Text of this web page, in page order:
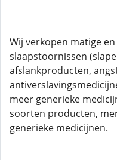
Wij verkopen matige
slaapstoornissen
afslankproducten,
meer generieke
soorten producten,
generieke medicijnen.